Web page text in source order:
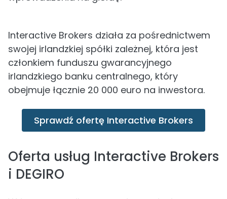
Interactive Brokers działa za pośrednictwem
swojej irlandzkiej spółki zależnej, która jest
członkiem funduszu gwarancyjnego
irlandzkiego banku centralnego, który
obejmuje łącznie 20 000 euro na inwestora.
Sprawdź ofertę Interactive Brokers
Oferta usług Interactive Brokers
i DEGIRO